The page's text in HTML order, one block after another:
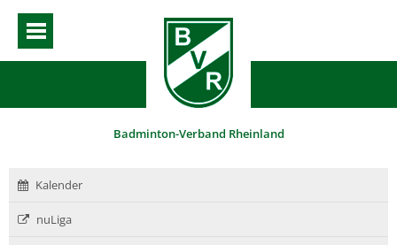
Badminton-Verband Rheinland
Kalender
nuLiga